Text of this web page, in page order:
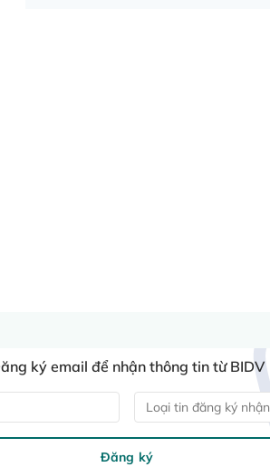
ký email để nhận thông tin từ BIDV
Loại tin đăng ký nhận
Đăng ký